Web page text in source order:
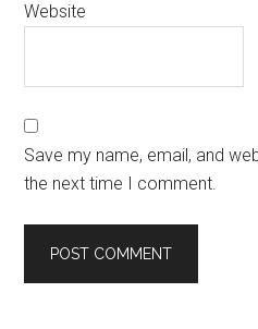
Website
Save my name, email, and
the next time I comment.